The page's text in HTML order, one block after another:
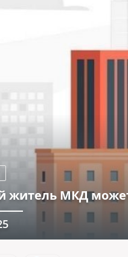
житель МКД